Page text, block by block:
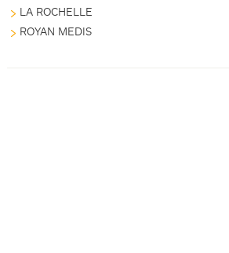
LA ROCHELLE
ROYAN MEDIS